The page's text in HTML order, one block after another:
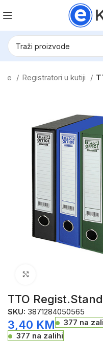
Registratori u kutiji
TTO
SKU: 3871284050565
3,40 KM
377 na
377 na zalihi